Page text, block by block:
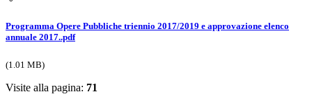
Programma Opere Pubbliche triennio 2017/2019 e approvazione elenco
annuale 2017..pdf
(1.01 MB)
Visite alla pagina: 71